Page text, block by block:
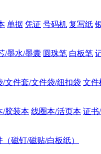
单据 凭证 号码机 复写纸
/墨水/墨囊 圆珠笔 白板笔
/文件套/文件袋/纽扣袋 文件
/胶装本 线圈本/活页本 证书
（磁钉/磁贴/白板纸）